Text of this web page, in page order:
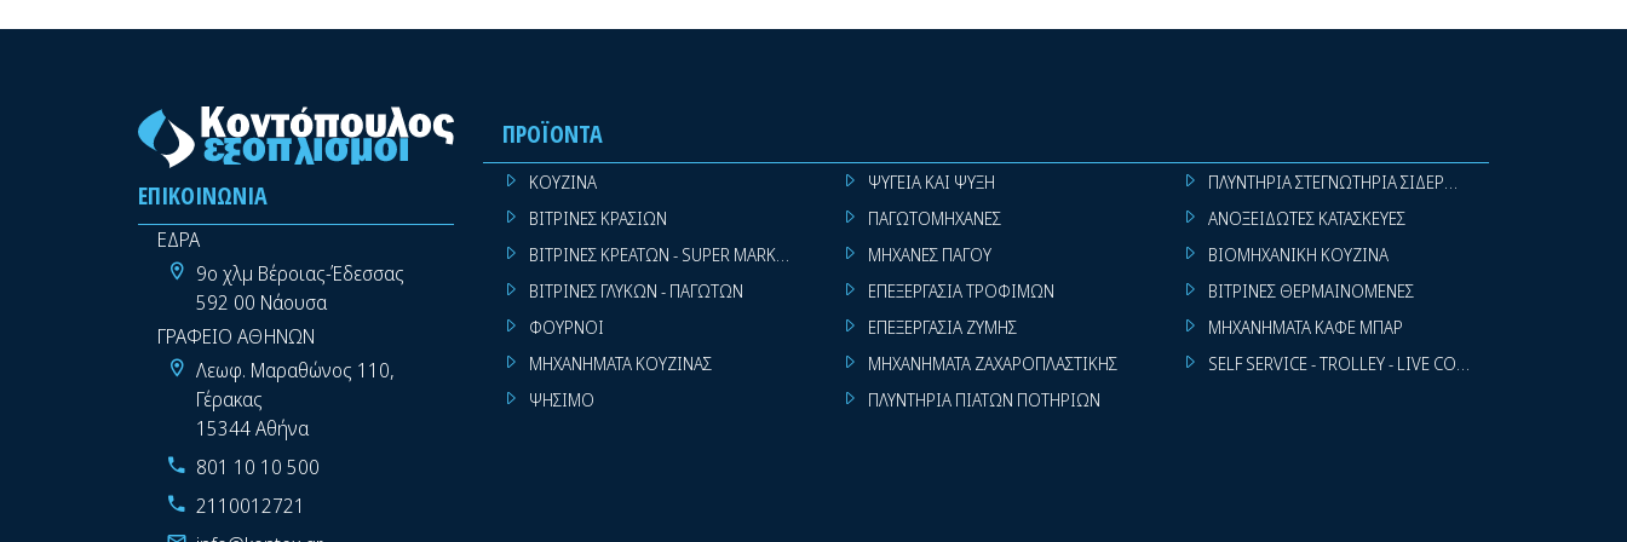
ΕΠΙΚΟΙΝΩΝΊΑ
ΕΔΡΑ
9ο χλμ Βέροιας-Έδεσσας
592 00 Νάουσα
ΓΡΑΦΕΙΟ ΑΘΗΝΩΝ
Λεωφ. Μαραθώνος 110,
Γέρακας
15344 Αθήνα
801 10 10 500
2110012721
ΠΡΟΪΌΝΤΑ
ΚΟΥΖΙΝΑ
ΒΙΤΡΙΝΕΣ ΚΡΑΣΙΩΝ
ΒΙΤΡΙΝΕΣ ΚΡΕΑΤΩΝ - SUPER MARKET
ΒΙΤΡΙΝΕΣ ΓΛΥΚΩΝ - ΠΑΓΩΤΩΝ
ΦΟΥΡΝΟΙ
ΜΗΧΑΝΗΜΑΤΑ ΚΟΥΖΙΝΑΣ
ΨΗΣΙΜΟ
ΨΥΓΕΙΑ ΚΑΙ ΨΥΞΗ
ΠΑΓΩΤΟΜΗΧΑΝΕΣ
ΜΗΧΑΝΕΣ ΠΑΓΟΥ
ΕΠΕΞΕΡΓΑΣΙΑ ΤΡΟΦΙΜΩΝ
ΕΠΕΞΕΡΓΑΣΙΑ ΖΥΜΗΣ
ΜΗΧΑΝΗΜΑΤΑ ΖΑΧΑΡΟΠΛΑΣΤΙΚΗΣ
ΠΛΥΝΤΗΡΙΑ ΠΙΑΤΩΝ ΠΟΤΗΡΙΩΝ
ΠΛΥΝΤΗΡΙΑ ΣΤΕΓΝΩΤΗΡΙΑ ΣΙΔΕΡΩΤΗΡΙΑ ΡΟΥΧΩΝ
ΑΝΟΞΕΙΔΩΤΕΣ ΚΑΤΑΣΚΕΥΕΣ
ΒΙΟΜΗΧΑΝΙΚΗ ΚΟΥΖΙΝΑ
ΒΙΤΡΙΝΕΣ ΘΕΡΜΑΙΝΟΜΕΝΕΣ
ΜΗΧΑΝΗΜΑΤΑ ΚΑΦΕ ΜΠΑΡ
SELF SERVICE - TROLLEY - LIVE COOKING